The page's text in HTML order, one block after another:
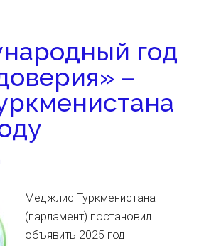
год
–
Меджлис Туркменистана
(парламент) постановил
объявить 2025 год